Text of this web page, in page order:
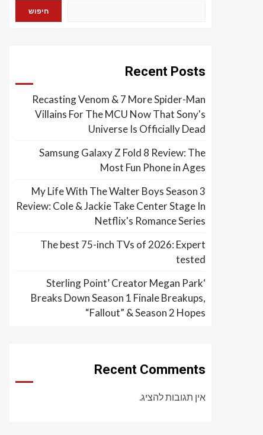
חיפוש
Recent Posts
Recasting Venom & 7 More Spider-Man
Villains For The MCU Now That Sony's
Universe Is Officially Dead
Samsung Galaxy Z Fold 8 Review: The
Most Fun Phone in Ages
My Life With The Walter Boys Season 3
Review: Cole & Jackie Take Center Stage In
Netflix's Romance Series
The best 75-inch TVs of 2026: Expert
tested
‘Sterling Point’ Creator Megan Park
Breaks Down Season 1 Finale Breakups,
“Fallout” & Season 2 Hopes
Recent Comments
אין תגובות להציג.